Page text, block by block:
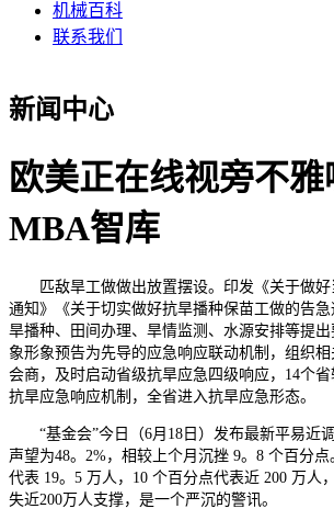
机械百科
联系我们
新闻中心
欧美正在线视旁不雅
MBA智库
匹敌旱工做做出放置摆设。印发《关于做好
通知》《关于切实做好抗旱播种保苗工做的告
旱播种、田间办理、旱情监测、水源安排等提
象形象预告为先导的应急响应联动机制，组织
会商，及时启动省级抗旱应急四级响应，14个
抗旱应急响应机制，全省进入抗旱应急形态。
“基金会”今日（6月18日）发布最新平易近
声望为48。2%，相较上个月沉挫 9。8 个百分
代表 19。5 万人，10 个百分点代表近 200 万人
失近200万人支撑，是一个严沉的警讯。